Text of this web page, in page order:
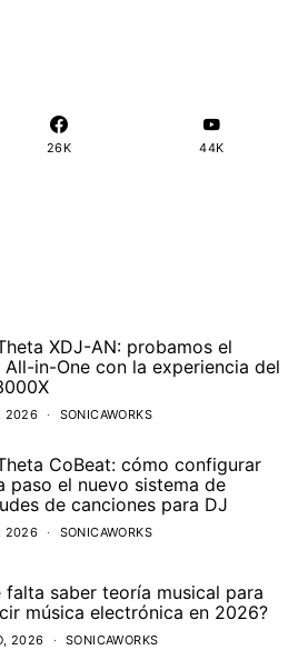
26K 44K
XDJ-AN: probamos el
All-in-One con la experiencia del
2026 SONICAWORKS
CoBeat: cómo configurar
paso el nuevo sistema de
de canciones para DJ
2026 SONICAWORKS
falta saber teoría musical para
música electrónica en 2026?
2026 SONICAWORKS